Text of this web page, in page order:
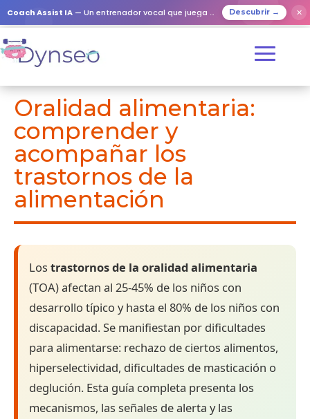
Coach Assist IA — Un entrenador vocal que juega con tus seres queridos Descubrir → ✕
Oralidad alimentaria:
comprender y
acompañar los
trastornos de la
alimentación
Lostrastornos de la oralidad alimentaria
(TOA) afectan al 25-45% de los niños con
desarrollo típico y hasta el 80% de los niños con
discapacidad. Se manifiestan por dificultades
para alimentarse: rechazo de ciertos alimentos,
hiperselectividad, dificultades de masticación o
deglución. Esta guía completa presenta los
mecanismos, las señales de alerta y las